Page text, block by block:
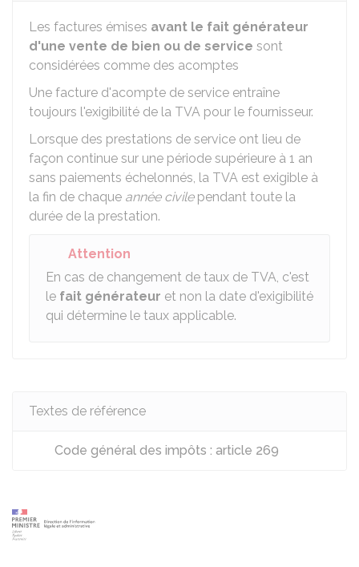
Les factures émises avant le fait générateur
d'une vente de bien ou de service sont
considérées comme des acomptes
Une facture d'acompte de service entraîne
toujours l'exigibilité de la TVA pour le fournisseur.
Lorsque des prestations de service ont lieu de
façon continue sur une période supérieure à 1 an
sans paiements échelonnés, la TVA est exigible à
la fin de chaque année civilependant toute la
durée de la prestation.
Attention
En cas de changement de taux de TVA, c'est
le fait générateur et non la date d'exigibilité
qui détermine le taux applicable.
Textes de référence
Code général des impôts : article 269